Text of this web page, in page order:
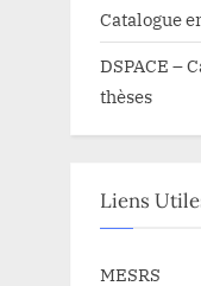
Catalogue
DSPACE –
thèses
Liens
MESRS